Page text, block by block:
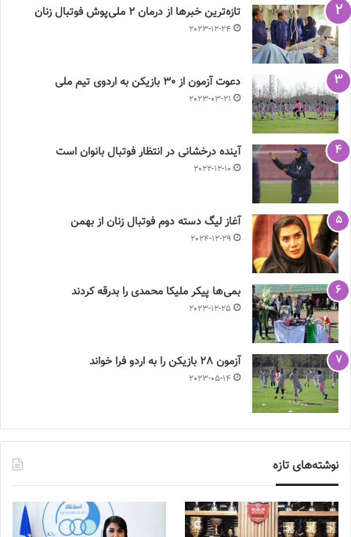
تازه‌ترین خبرها از درمان ۲ ملی‌پوش فوتبال زنان
2023-12-24
دعوت آزمون از 30 بازیکن به اردوی تیم ملی
2023-03-21
آینده درخشانی در انتظار فوتبال بانوان است
2022-12-10
آغاز لیگ دسته دوم فوتبال زنان از بهمن
2024-12-29
بمی‌ها پیکر ملیکا محمدی را بدرقه کردند
2023-12-25
آزمون 28 بازیکن را به اردو فرا خواند
2023-05-14
نوشته‌های تازه